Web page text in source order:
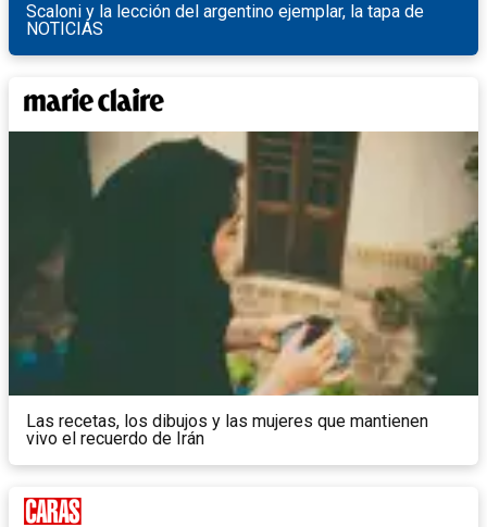
Scaloni y la lección del argentino ejemplar, la tapa de
NOTICIAS
Las recetas, los dibujos y las mujeres que mantienen
vivo el recuerdo de Irán